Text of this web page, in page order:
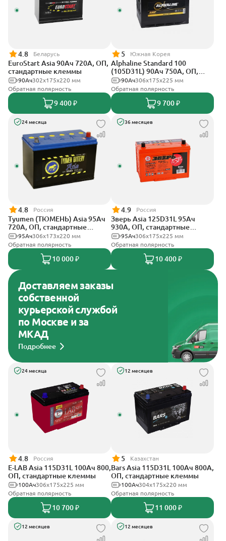
4.8 Беларусь
EuroStart Asia 90Ач 720А, ОП,
стандартные клеммы
302x175x220 мм
90Ач
Обратная полярность
9 400 ₽
5 Южная Корея
Alphaline Standard 100
(105D31L) 90Ач 750А, ОП,
стандартные клеммы
306х175х225 мм
90Ач
Обратная полярность
9 700 ₽
24 месяца
4.8 Россия
Tyumen (ТЮМЕНЬ) Asia 95Ач
720А, ОП, стандартные
клеммы306х173х220 мм
95Ач
Обратная полярность
10 000 ₽
36 месяцев
4.9 Россия
Зверь Asia 125D31L 95Ач
930А, ОП, стандартные
клеммы306x175x225 мм
95Ач
Обратная полярность
10 400 ₽
Доставляем заказы
собственной
курьерской службой
по Москве и за
МКАД
Подробнее
24 месяца
4.8 Россия
E-LAB Asia 115D31L 100Ач 800,
ОП, стандартные клеммы
306х175х225 мм
100Ач
Обратная полярность
10 700 ₽
12 месяцев
5 Казахстан
Bars Asia 115D31L 100Ач 800А,
ОП, стандартные клеммы
304х175х220 мм
100Ач
Обратная полярность
11 000 ₽
12 месяцев 12 месяцев